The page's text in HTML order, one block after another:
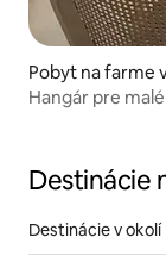
Pobyt na farme
Hangár pre
Destinácie
Destinácie v okolí